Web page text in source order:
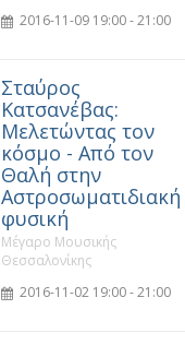
2016-11-09 19:00 - 21:00
Σταύρος
Κατσανέβας:
Μελετώντας τον
κόσμο - Από τον
Θαλή στην
Αστροσωματιδιακή
φυσική
Μέγαρο Μουσικής
Θεσσαλονίκης
2016-11-02 19:00 - 21:00